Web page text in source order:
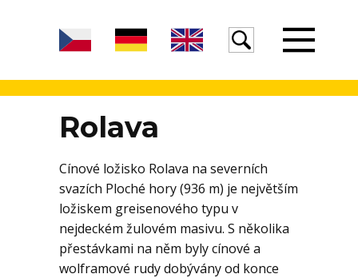
Rolava
Cínové ložisko Rolava na severních
svazích Ploché hory (936 m) je největším
ložiskem greisenového typu v
nejdeckém žulovém masivu. S několika
přestávkami na něm byly cínové a
wolframové rudy dobývány od konce